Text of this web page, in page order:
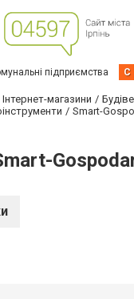
підприємства С
Інтернет-магазини
Smart-